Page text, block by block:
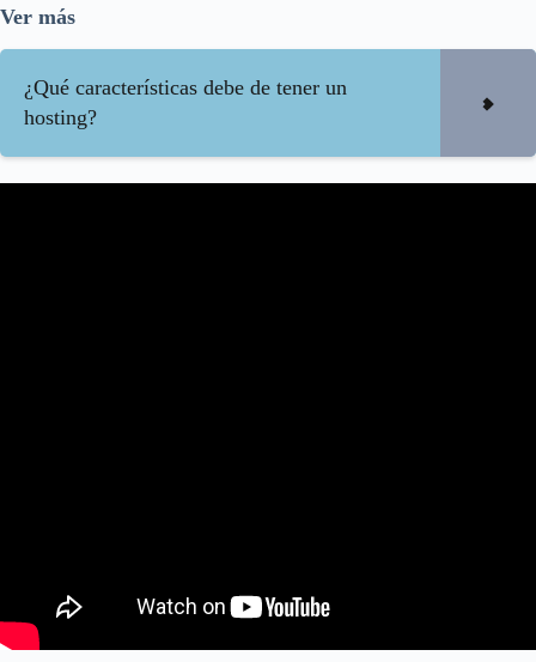
Ver más
¿Qué características debe de tener un
hosting?